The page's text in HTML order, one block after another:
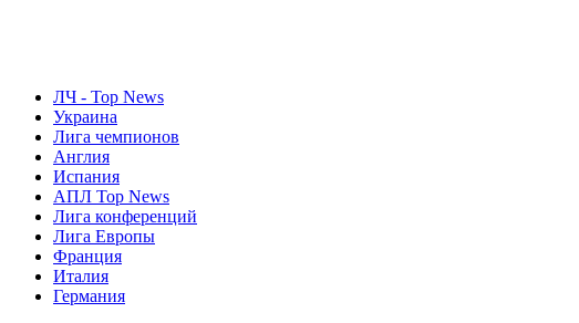
ЛЧ - Top News
Украина
Лига чемпионов
Англия
Испания
АПЛ Top News
Лига конференций
Лига Европы
Франция
Италия
Германия